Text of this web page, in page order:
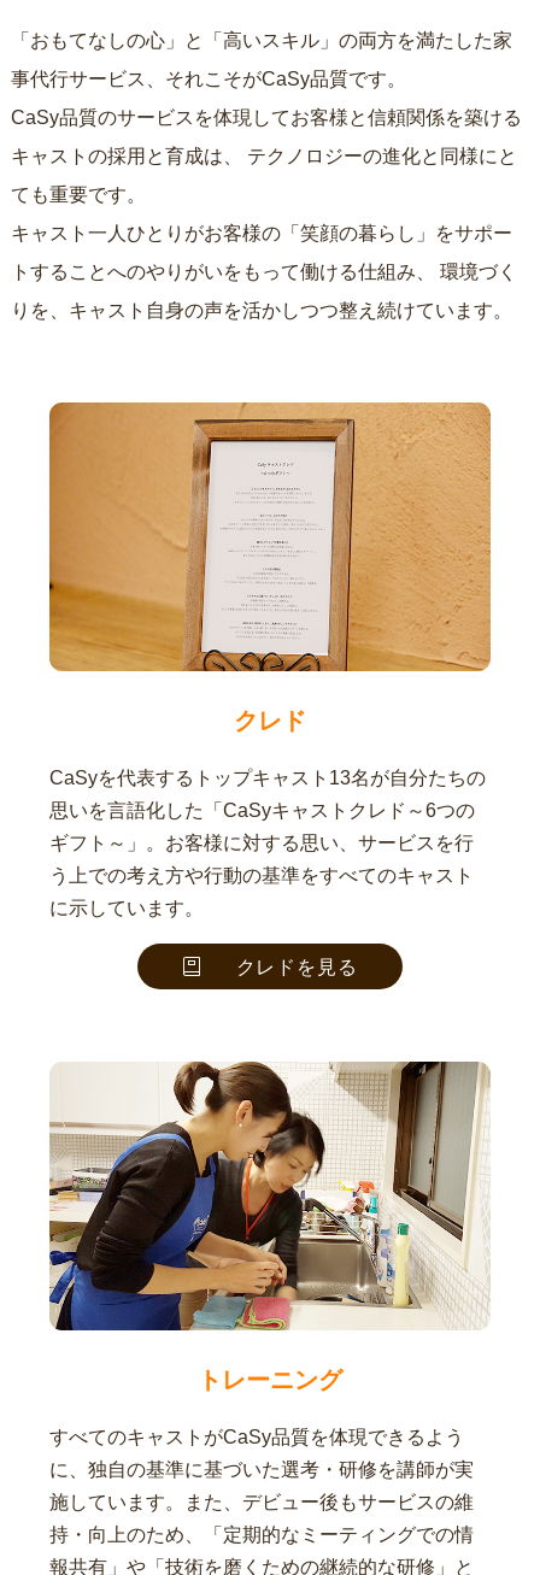
「おもてなしの心」と「高いスキル」の両方を満たした家
事代行サービス、それこそがCaSy品質です。
CaSy品質のサービスを体現してお客様と信頼関係を築ける
キャストの採用と育成は、
ても重要です。
キャスト一人ひとりがお客様の「笑顔の暮らし」をサポー
トすることへのやりがいをもって働ける仕組み、
りを、キャスト自身の声を活かしつつ整え続けています。
クレド
CaSyを代表するトップキャスト13名が自分たちの
思いを言語化した「CaSyキャストクレド～6つの
ギフト～」。お客様に対する思い、サービスを行
う上での考え方や行動の基準をすべてのキャスト
に示しています。
クレドを見る
トレーニング
すべてのキャストがCaSy品質を体現できるよう
に、独自の基準に基づいた選考・研修を講師が実
施しています。また、デビュー後もサービスの維
持・向上のため、「定期的なミーティングでの情
報共有」や「技術を磨くための継続的な研修」と